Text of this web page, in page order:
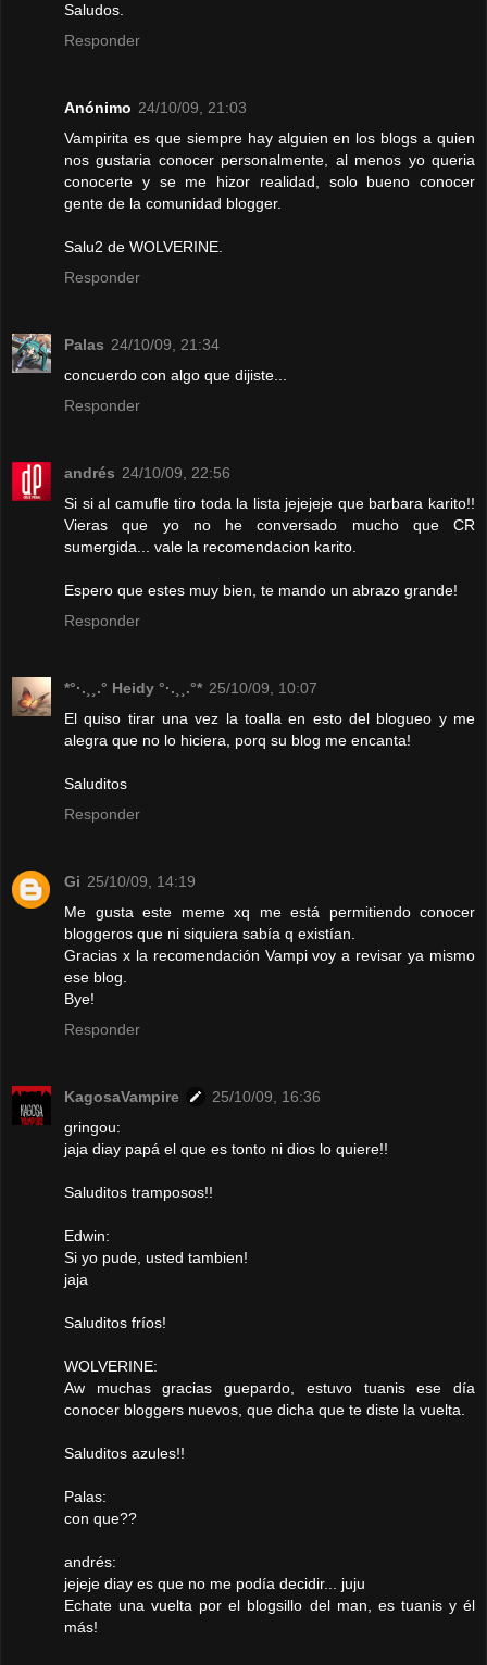
Saludos.
Responder
Anónimo 24/10/09, 21:03
Vampirita es que siempre hay alguien en los blogs a quien
nos gustaria conocer personalmente, al menos yo queria
conocerte y se me hizor realidad, solo bueno conocer
gente de la comunidad blogger.
Salu2 de WOLVERINE.
Responder
Palas 24/10/09, 21:34
concuerdo con algo que dijiste...
Responder
andrés 24/10/09, 22:56
Si si al camufle tiro toda la lista jejejeje que barbara karito!!
Vieras que yo no he conversado mucho que CR
sumergida... vale la recomendacion karito.
Espero que estes muy bien, te mando un abrazo grande!
Responder
*°·.¸¸.° Heidy °·.¸¸.°* 25/10/09, 10:07
El quiso tirar una vez la toalla en esto del blogueo y me
alegra que no lo hiciera, porq su blog me encanta!
Saluditos
Responder
Gi 25/10/09, 14:19
Me gusta este meme xq me está permitiendo conocer
bloggeros que ni siquiera sabía q existían.
Gracias x la recomendación Vampi voy a revisar ya mismo
ese blog.
Bye!
Responder
KagosaVampire
25/10/09, 16:36
gringou:
jaja diay papá el que es tonto ni dios lo quiere!!
Saluditos tramposos!!
Edwin:
Si yo pude, usted tambien!
jaja
Saluditos fríos!
WOLVERINE:
Aw muchas gracias guepardo, estuvo tuanis ese día
conocer bloggers nuevos, que dicha que te diste la vuelta.
Saluditos azules!!
Palas:
con que??
andrés:
jejeje diay es que no me podía decidir... juju
Echate una vuelta por el blogsillo del man, es tuanis y él
más!